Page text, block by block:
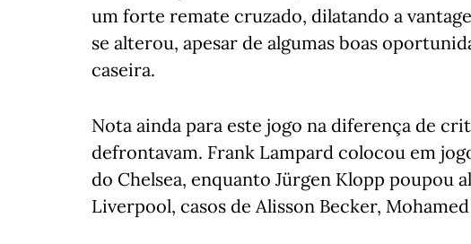
um forte remate cruzado, dilatando a
se alterou, apesar de algumas boas
caseira.
Nota ainda para este jogo na diferença de
defrontavam. Frank Lampard colocou em
do Chelsea, enquanto Jürgen Klopp poupou
Liverpool, casos de Alisson Becker,